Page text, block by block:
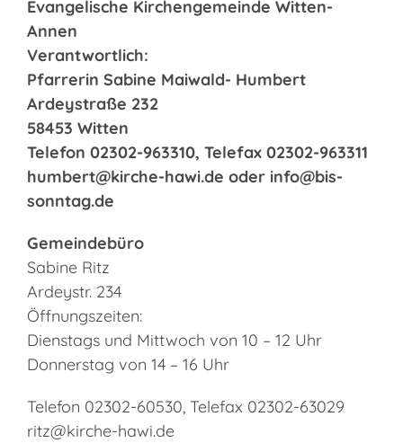
Evangelische Kirchengemeinde Witten-
Annen
Verantwortlich:
Pfarrerin Sabine Maiwald- Humbert
Ardeystraße 232
58453 Witten
Telefon 02302-963310, Telefax 02302-963311
humbert@kirche-hawi.de oder info@bis-
sonntag.de
Gemeindebüro
Sabine Ritz
Ardeystr. 234
Öffnungszeiten:
Dienstags und Mittwoch von 10 – 12 Uhr
Donnerstag von 14 – 16 Uhr
Telefon 02302-60530, Telefax 02302-63029
ritz@kirche-hawi.de